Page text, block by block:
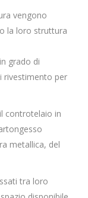
vengono
la loro struttura
grado di
rivestimento per
controtelaio in
metallica, del
tra loro